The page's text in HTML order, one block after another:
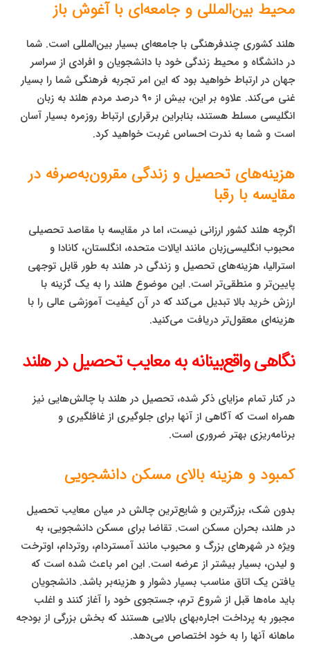
محیط بین‌المللی و جامعه‌ای با آغوش باز
هلند کشوری چندفرهنگی با جامعه‌ای بسیار بین‌المللی است. شما
در دانشگاه و محیط زندگی خود با دانشجویان و افرادی از سراسر
جهان در ارتباط خواهید بود که این امر تجربه فرهنگی شما را بسیار
غنی می‌کند. علاوه بر این، بیش از ۹۰ درصد مردم هلند به زبان
انگلیسی مسلط هستند، بنابراین برقراری ارتباط روزمره بسیار آسان
است و شما به ندرت احساس غربت خواهید کرد.
هزینه‌های تحصیل و زندگی مقرون‌به‌صرفه در
مقایسه با رقبا
اگرچه هلند کشور ارزانی نیست، اما در مقایسه با مقاصد تحصیلی
محبوب انگلیسی‌زبان مانند ایالات متحده، انگلستان، کانادا و
استرالیا، هزینه‌های تحصیل و زندگی در هلند به طور قابل توجهی
پایین‌تر و منطقی‌تر است. این موضوع هلند را به یک گزینه با
ارزش خرید بالا تبدیل می‌کند که در آن کیفیت آموزشی عالی را با
هزینه‌ای معقول‌تر دریافت می‌کنید.
نگاهی واقع‌بینانه به معایب تحصیل در هلند
در کنار تمام مزایای ذکر شده، تحصیل در هلند با چالش‌هایی نیز
همراه است که آگاهی از آنها برای جلوگیری از غافلگیری و
برنامه‌ریزی بهتر ضروری است.
کمبود و هزینه بالای مسکن دانشجویی
بدون شک، بزرگترین و شایع‌ترین چالش در میان معایب تحصیل
در هلند، بحران مسکن است. تقاضا برای مسکن دانشجویی، به
ویژه در شهرهای بزرگ و محبوب مانند آمستردام، روتردام، اوترخت
و لیدن، بسیار بیشتر از عرضه است. این امر باعث شده است که
یافتن یک اتاق مناسب بسیار دشوار و هزینه‌بر باشد. دانشجویان
باید ماه‌ها قبل از شروع ترم، جستجوی خود را آغاز کنند و اغلب
مجبور به پرداخت اجاره‌بهای بالایی هستند که بخش بزرگی از بودجه
ماهانه آنها را به خود اختصاص می‌دهد.